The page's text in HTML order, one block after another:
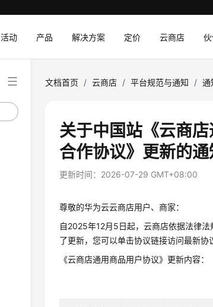
活动 产品 解决方案 定价 云商店
文档首页 / 云商店 / 平台规范与通知 / 通
关于中国站《云商
合作协议》更新的通
更新时间： 2026-07-29 GMT+08:00
尊敬的华为云云商店用户、商家：
自2025年12月5日起，云商店依据法律
了更新，您可以单击协议链接访问最新协
《云商店通用商品用户协议》更新内容：